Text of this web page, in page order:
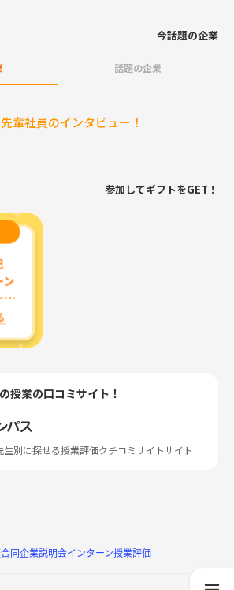
今話題の企業
話題の企業
輩社員のインタビュー！
参加してギフトをGET！
授業の口コミサイト！
別に探せる授業評価クチコミサイトサイト
合同企業説明会インターン授業評価